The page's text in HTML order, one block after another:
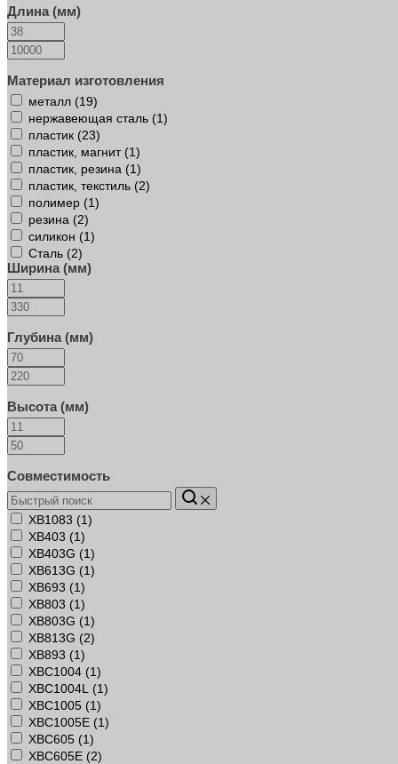
Длина (мм)
Материал изготовления
металл (19)
нержавеющая сталь (1)
пластик (23)
пластик, магнит (1)
пластик, резина (1)
пластик, текстиль (2)
полимер (1)
резина (2)
силикон (1)
Сталь (2)
Ширина (мм)
Глубина (мм)
Высота (мм)
Совместимость
XB1083 (1)
XB403 (1)
XB403G (1)
XB613G (1)
XB693 (1)
XB803 (1)
XB803G (1)
XB813G (2)
XB893 (1)
XBC1004 (1)
XBC1004L (1)
XBC1005 (1)
XBC1005E (1)
XBC605 (1)
XBC605E (2)